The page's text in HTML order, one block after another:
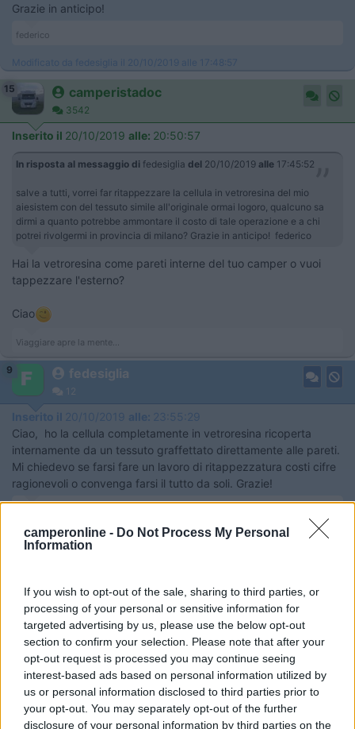
camperonline - Do Not Process My Personal
Information
If you wish to opt-out of the sale, sharing to third parties, or
processing of your personal or sensitive information for
targeted advertising by us, please use the below opt-out
section to confirm your selection. Please note that after your
opt-out request is processed you may continue seeing
interest-based ads based on personal information utilized by
us or personal information disclosed to third parties prior to
your opt-out. You may separately opt-out of the further
disclosure of your personal information by third parties on the
Grazie in anticipo!
federico
Modificato da fedesiglia il 20/10/2019 alle 17:48:57
15 camperistadoc
3542
Inserito il 20/10/2019 alle: 20:50:57
In risposta al messaggio di fedesiglia del 20/10/2019 alle 17:45:52
salve a tutti, vorrei far ritappezzare la cellula in vetroresina del mio
aiesistem con del tessuto simile all'originale ormai logoro, qualcuno sa
dirmi a quanto potrebbe ammontare il costo di tale operazione e a chi
potrei rivolgermi in provincia di milano? Grazie in anticipo! federico
Hai la vetroresina come pareti interne del tuo camper o vuoi
tappezzare l'esterno?
Ciao
Viaggiare apre la mente...
9 fedesiglia
12
Inserito il 20/10/2019 alle: 23:55:29
Ciao, ho la cellula completamente in vetroresina ricoperta
internamente da un tessuto graffettato direttamente alle pareti.
Mi chiedevo se farsi fare un lavoro di ritappezzatura costi cifre
ragionevoli o convenga farsi il tutto da soli. Grazie!
tommaso52
Inserito il21/10/2019 alle:00:14:41
ho fatto un lavoro diverso da quello che vorresti fare tu, ma solo
per darti un metro di misura, ti dico che per ritappezzare tutti i
sedili del mio Mh G-Line 938 (dinette completa più sedili di
guida più due pannelli nella camera da letto), ho speso tutto
compreso 800 euro.
Hunter85
11024